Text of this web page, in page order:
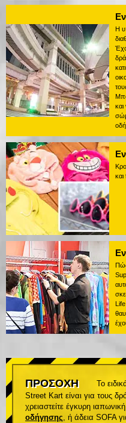
Η
ΠΡΟΣΟΧΗ
Το
Street Kart είναι για τους
χρειαστείτε έγκυρη
οδήγησης, ή άδεια SOFA